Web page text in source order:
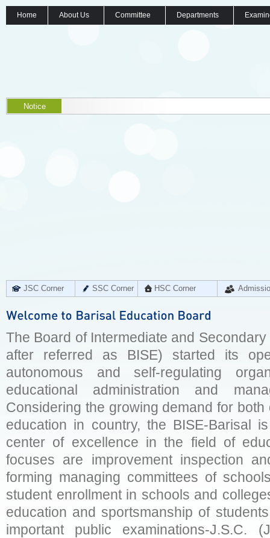
Home About Us Committee Departments
Notice
JSC Corner SSC Corner HSC Corner
The Board of Intermediate and
after referred as BISE) started its
autonomous and self-regulating
educational administration and
Considering the growing demand for
education in country, the BISE-Barisal
center of excellence in the field of
focuses are improvement inspection
forming managing committees of
student enrollment in schools and
education and sportsmanship of
important public examinations-J.S.C.